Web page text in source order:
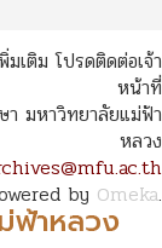
เติม โปรดติดต่อเจ้า
หน้าที่
มหาวิทยาลัยแม่ฟ้า
หลวง
by Omeka.